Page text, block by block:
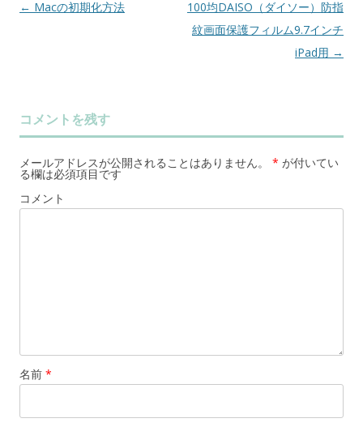
投
ー
ョ
ン
← Macの初期化方法
100均DAISO（ダイソー）防指
紋画面保護フィルム9.7インチ
iPad用 →
コメントを残す
メールアドレスが公開されることはありません。 * が付いてい
る欄は必須項目です
コメント
名前 *